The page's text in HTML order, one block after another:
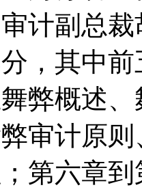
计副总
，其中
弊概述
审计原
第六章